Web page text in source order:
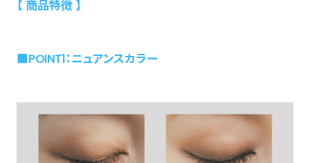
【 商品特徴 】
■POINT1：ニュアンスカラー